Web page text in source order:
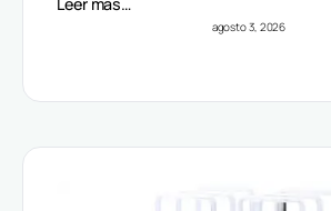
Leer mas…
agosto 3, 2026